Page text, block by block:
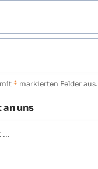
* markierten Felder aus.
uns